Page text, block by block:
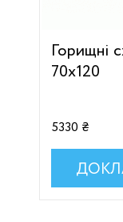
Горищні
70х120
5330 ₴